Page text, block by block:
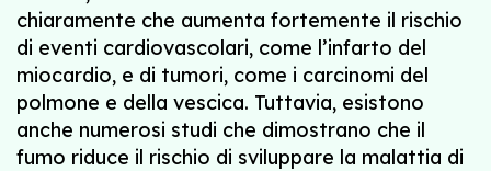
chiaramente che aumenta fortemente il rischio
di eventi cardiovascolari, come l’infarto del
miocardio, e di tumori, come i carcinomi del
polmone e della vescica. Tuttavia, esistono
anche numerosi studi che dimostrano che il
fumo riduce il rischio di sviluppare la malattia di